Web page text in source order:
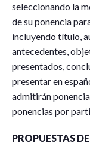
seleccionando la
de su ponencia
incluyendo título,
antecedentes,
presentados,
presentar en
admitirán
ponencias por
PROPUESTAS